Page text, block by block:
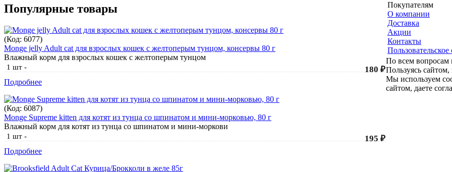
Популярные товары
(Код: 6077)
Monge jelly Adult cat для взрослых кошек с желтоперым тунцом, консервы 80 г
Влажный корм для взрослых кошек с желтоперым тунцом
1 шт - 180 ₽
Подробнее
(Код: 6087)
Monge Supreme kitten для котят из тунца со шпинатом и мини-морковью, 80 г
Влажный корм для котят из тунца со шпинатом и мини-моркови
1 шт - 195 ₽
Подробнее
Покупателям
О компании
Доставка
Акции
Контакты
По всем
Пользуясь сайтом,
Мы используем
сайтом, даете